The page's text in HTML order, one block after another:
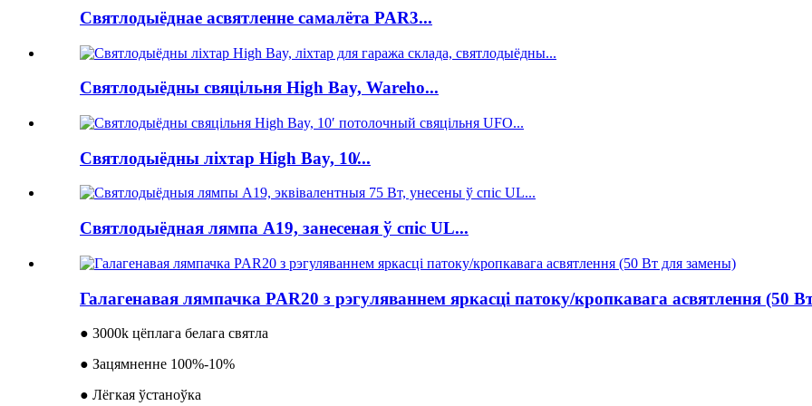
Святлодыёднае асвятленне самалёта PAR3...
Святлодыёдны свяцільня High Bay, Wareho...
Святлодыёдны ліхтар High Bay, 10̸...
Святлодыёдная лямпа A19, занесеная ў спіс UL...
Галагенавая лямпачка PAR20 з рэгуляваннем яркасці патоку/кропкавага асвятлення (50
● 3000k цёплага белага святла
● Зацямненне 100%-10%
● Лёгкая ўстаноўка